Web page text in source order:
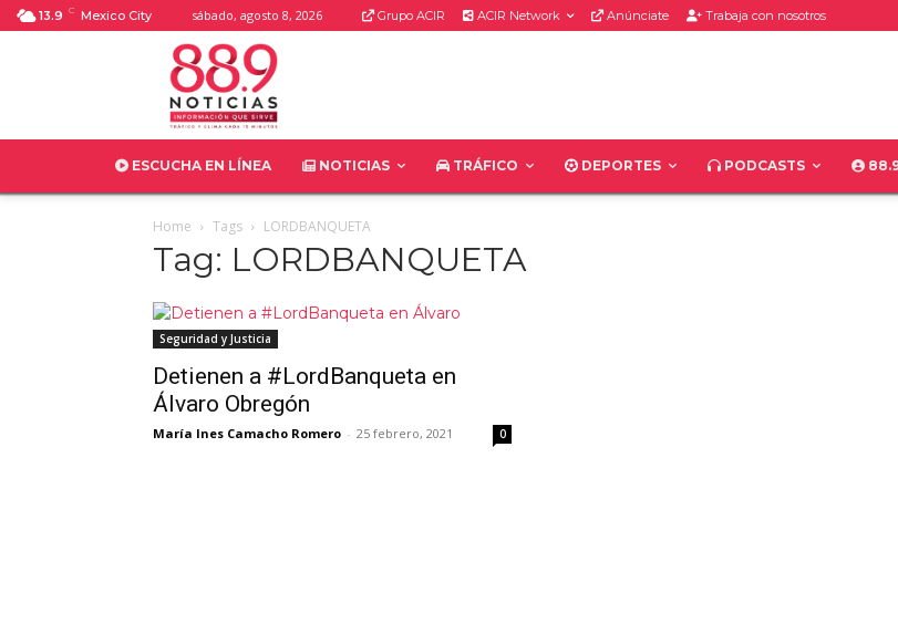
13.9 C Mexico City sábado, agosto 8, 2026 Grupo ACIR ACIR Network Anúnciate Trabaja con nosotros
ESCUCHA EN LÍNEA NOTICIAS TRÁFICO DEPORTES PODCASTS 88.9
Home Tags LORDBANQUETA
Tag: LORDBANQUETA
Seguridad y Justicia
Detienen a #LordBanqueta en
Álvaro Obregón
María Ines Camacho Romero - 25 febrero, 2021 0